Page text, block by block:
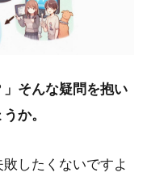
」そんな疑問を抱い
か。
したくないですよ